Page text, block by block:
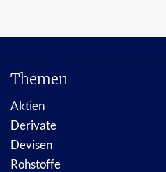
Themen
Aktien
Derivate
Devisen
Rohstoffe